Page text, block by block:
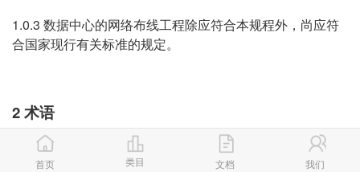
1.0.3 数据中心的网络布线工程除应符合本规程外，尚应符
合国家现行有关标准的规定。
2 术语
2.0.1 进线间(ER) entrance room
提供数据中心与外部网络的互联。进线间可以看作是数据中
首页 类目 文档 我们